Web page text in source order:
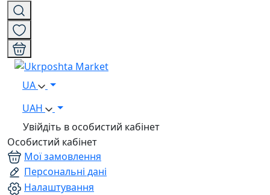
UA
UAH
Увійдіть в особистий кабінет
Особистий кабінет
Мої замовлення
Персональні дані
Налаштування